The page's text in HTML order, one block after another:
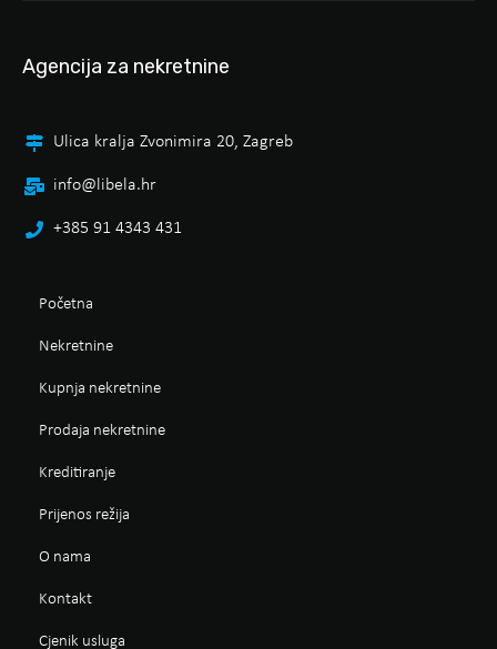
Agencija za nekretnine
Ulica kralja Zvonimira 20, Zagreb
info@libela.hr
+385 91 4343 431
Početna
Nekretnine
Kupnja nekretnine
Prodaja nekretnine
Kreditiranje
Prijenos režija
O nama
Kontakt
Cjenik usluga